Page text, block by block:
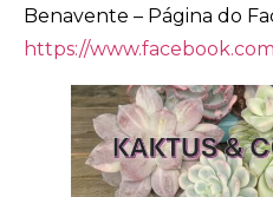
Benavente – Página do
https://